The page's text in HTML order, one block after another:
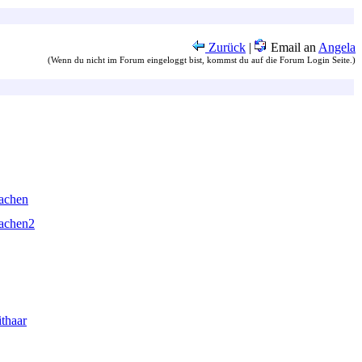
Zurück | Email an Angela
(Wenn du nicht im Forum eingeloggt bist, kommst du auf die Forum Login Seite.)